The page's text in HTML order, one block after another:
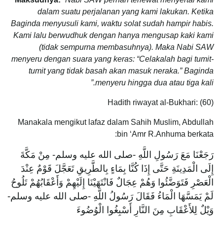
dalam suatu perjalanan yang kami lakukan. Ketika
Baginda menyusuli kami, waktu solat sudah hampir habis.
Kami lalu berwudhuk dengan hanya mengusap kaki kami
(tidak sempurna membasuhnya). Maka Nabi SAW
menyeru dengan suara yang keras: “Celakalah bagi tumit-
tumit yang tidak basah akan masuk neraka.” Baginda
menyeru hingga dua atau tiga kali.”
Hadith riwayat al-Bukhari: (60)
Manakala mengikut lafaz dalam Sahih Muslim, Abdullah
bin ‘Amr R.Anhuma berkata:
رَجَعْنَا مَعَ رَسُولِ اللَّهِ -صلى الله عليه وسلم- مِنْ مَكَّةَ
إِلَى الْمَدِينَةِ حَتَّى إِذَا كُنَّا بِمَاءٍ بِالطَّرِيقِ تَعَجَّلَ قَوْمٌ عِنْدَ
الْعَصْرِ فَتَوَضَّئُوا وَهُمْ عِجَالٌ فَانْتَهَيْنَا إِلَيْهِمْ وَأَعْقَابُهُمْ تَلُوحُ
لَمْ يَمَسَّهَا الْمَاءُ فَقَالَ رَسُولُ اللَّهِ -صلى الله عليه وسلم-
وَيْلٌ لِلأَعْقَابِ مِنَ النَّارِ أَسْبِغُوا الْوُضُوءَ